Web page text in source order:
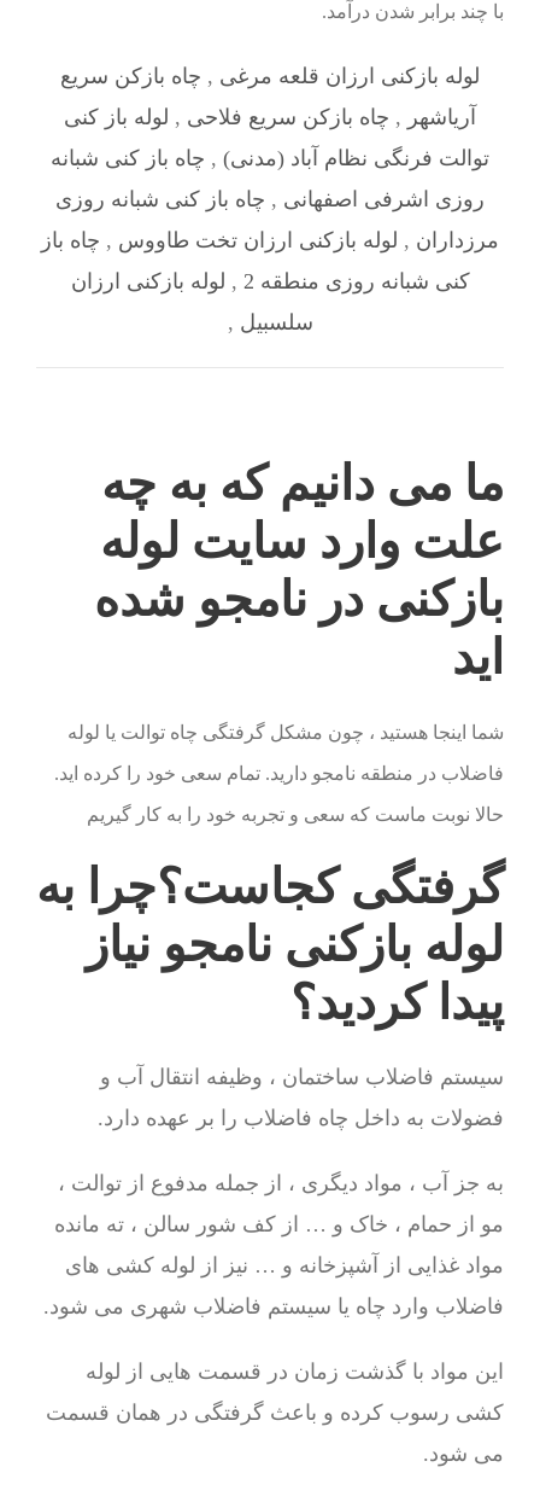
با چند برابر شدن درآمد.
لوله بازکنی ارزان قلعه‌ مرغی , چاه بازکن سریع
آریاشهر , چاه بازکن سریع فلاحی , لوله باز کنی
توالت فرنگی نظام آباد (مدنی) , چاه باز کنی شبانه
روزی اشرفی اصفهانی , چاه باز کنی شبانه روزی
مرزداران , لوله بازکنی ارزان تخت طاووس , چاه باز
کنی شبانه روزی منطقه 2
, لوله بازکنی ارزان
سلسبیل ,
ما می دانیم که به چه
علت وارد سایت لوله
بازکنی در نامجو شده
اید
شما اینجا هستید ، چون مشکل گرفتگی چاه توالت یا لوله
فاضلاب در منطقه نامجو دارید. تمام سعی خود را کرده اید.
حالا نوبت ماست که سعی و تجربه خود را به کار گیریم
گرفتگی کجاست؟چرا به
لوله بازکنی نامجو نیاز
پیدا کردید؟
سیستم فاضلاب ساختمان ، وظیفه انتقال آب و
فضولات به داخل چاه فاضلاب را بر عهده دارد.
به جز آب ، مواد دیگری ، از جمله مدفوع از توالت ،
مو از حمام ، خاک و … از کف شور سالن ، ته مانده
مواد غذایی از آشپزخانه و … نیز از لوله کشی های
فاضلاب وارد چاه یا سیستم فاضلاب شهری می شود.
این مواد با گذشت زمان در قسمت هایی از لوله
کشی رسوب کرده و باعث گرفتگی در همان قسمت
می شود.